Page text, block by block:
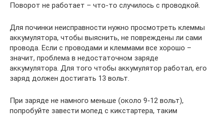
Поворот не работает – что-то случилось с проводкой.
Для починки неисправности нужно просмотреть клеммы
аккумулятора, чтобы выяснить, не повреждены ли сами
провода. Если с проводами и клеммами все хорошо –
значит, проблема в недостаточном заряде
аккумулятора. Для того чтобы аккумулятор работал, его
заряд должен достигать 13 вольт.
При заряде не намного меньше (около 9-12 вольт),
попробуйте завести мопед с кикстартера, таким